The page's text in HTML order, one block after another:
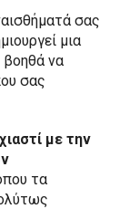
σας
μια
βοηθά να
σας
με την
τα